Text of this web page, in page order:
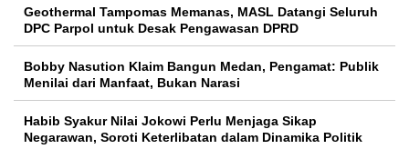
Geothermal Tampomas Memanas, MASL Datangi Seluruh
DPC Parpol untuk Desak Pengawasan DPRD
Bobby Nasution Klaim Bangun Medan, Pengamat: Publik
Menilai dari Manfaat, Bukan Narasi
Habib Syakur Nilai Jokowi Perlu Menjaga Sikap
Negarawan, Soroti Keterlibatan dalam Dinamika Politik